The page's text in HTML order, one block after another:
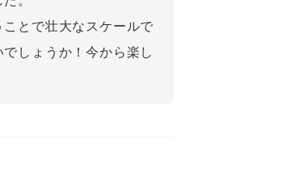
とで壮大なスケールで
しょうか！今から楽し